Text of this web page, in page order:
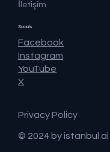
İletişim
Socials
Facebook
Instagram
YouTube
X
© 2024 by istanbul ai
Privacy Policy